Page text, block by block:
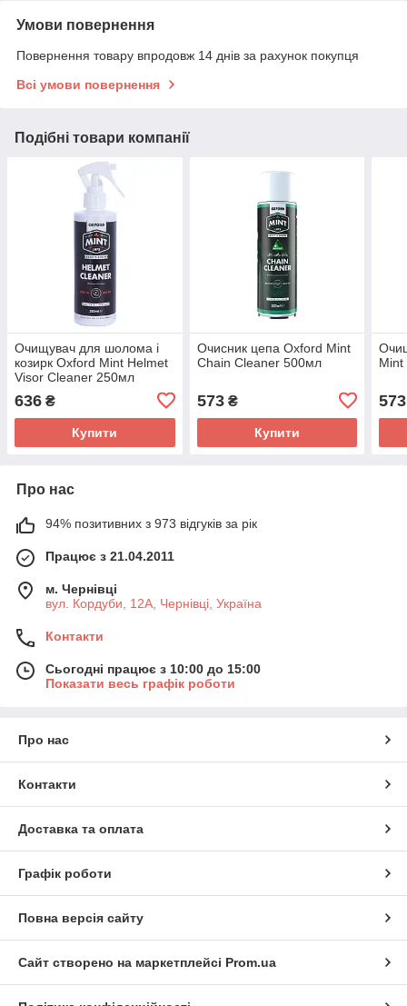
Умови повернення
Повернення товару впродовж 14 днів за рахунок покупця
Всі умови повернення
Подібні товари компанії
Очищувач для шолома і
козирк Oxford Mint Helmet
Visor Cleaner 250мл
636 ₴
Купити
Очисник цепа Oxford Mint
Chain Cleaner 500мл
573₴
Купити
573
Про нас
94% позитивних з 973 відгуків за рік
Працює з 21.04.2011
м. Чернівці
вул. Кордуби, 12А, Чернівці, Україна
Контакти
Сьогодні працює з 10:00 до 15:00
Показати весь графік роботи
Про нас
Контакти
Доставка та оплата
Графік роботи
Повна версія сайту
Сайт створено на маркетплейсі Prom.ua